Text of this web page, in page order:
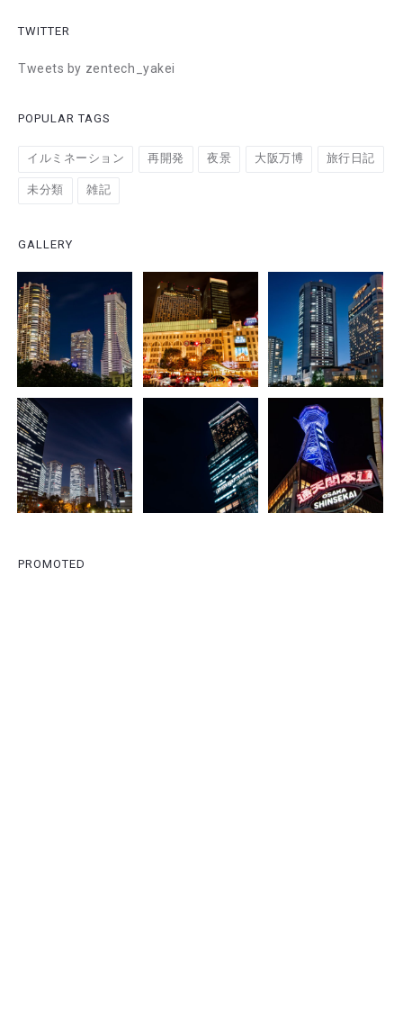
TWITTER
Tweets by zentech_yakei
POPULAR TAGS
イルミネーション 再開発 夜景 大阪万博 旅行日記
未分類 雑記
GALLERY
PROMOTED